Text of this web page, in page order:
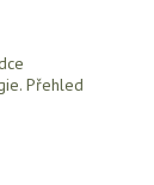
Přehled